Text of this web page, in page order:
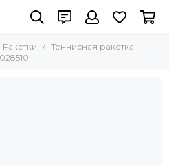
Ракетки
Теннисная ракетка